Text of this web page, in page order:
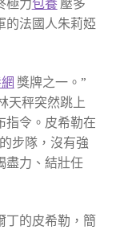
的法國人朱莉婭
獎牌之一。”
天秤突然跳上
指令。皮希勒在
步隊，沒有強
盡力、結壯任
丁的皮希勒，簡